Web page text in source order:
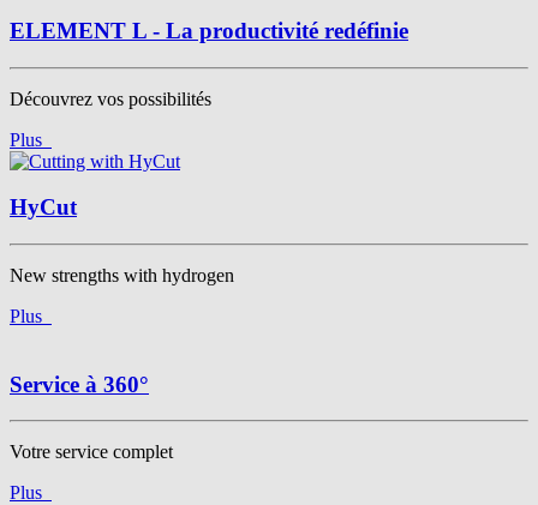
ELEMENT L - La productivité redéfinie
Découvrez vos possibilités
Plus
HyCut
New strengths with hydrogen
Plus
Service à 360°
Votre service complet
Plus